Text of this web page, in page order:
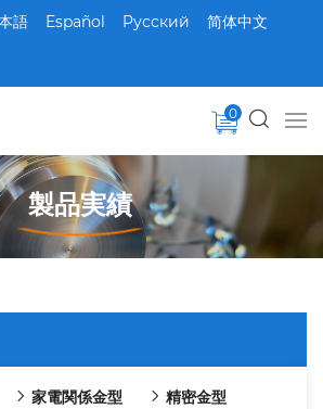
語 Español Pусский 简体中文
0
製品実績
家電関係金型
精密金型